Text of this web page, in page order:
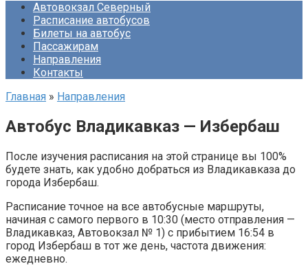
Автовокзал Северный
Расписание автобусов
Билеты на автобус
Пассажирам
Направления
Контакты
Главная » Направления
Автобус Владикавказ — Избербаш
После изучения расписания на этой странице вы 100%
будете знать, как удобно добраться из Владикавказа до
города Избербаш.
Расписание точное на все автобусные маршруты,
начиная с самого первого в 10:30 (место отправления —
Владикавказ, Автовокзал № 1) с прибытием 16:54 в
город Избербаш в тот же день, частота движения:
ежедневно.